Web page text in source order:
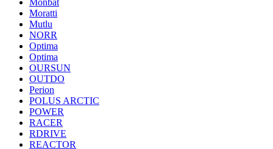
Monbat
Moratti
Mutlu
NORR
Optima
Optima
OURSUN
OUTDO
Perion
POLUS ARCTIC
POWER
RACER
RDRIVE
REACTOR